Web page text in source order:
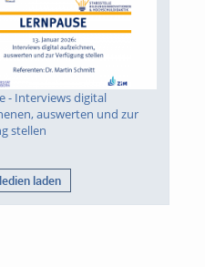
Kompetenzen entwickeln
mit dem Next Learning
Creator
- Interviews digital
auswerten und zur
stellen
laden